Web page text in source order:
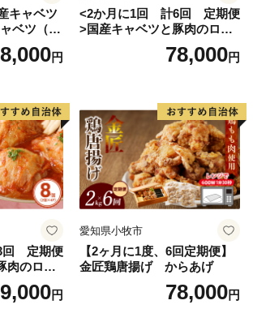
キャベツ
ベツ（4P
円
<2か月に1回 計6回 定期便
>国産キャベツと豚肉のロー
ルキャベツ（4P入り）
78,000円
回 定期便
肉のロー
り）
円
愛知県小牧市
【2ヶ月に1度、6回定期便】
金匠鶏唐揚げ からあげ
78,000円